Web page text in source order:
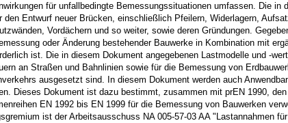
für unfallbedingte Bemessungssituationen umfassen. Die in
den Entwurf neuer Brücken, einschließlich Pfeilern, Widerlagern,
Vordächern und so weiter, sowie deren Gründungen.
oder Änderung bestehender Bauwerke in Kombination mit
ist. Die in diesem Dokument angegebenen Lastmodelle und -
an Straßen und Bahnlinien sowie für die Bemessung von
ausgesetzt sind. In diesem Dokument werden auch
Dieses Dokument ist dazu bestimmt, zusammen mit prEN 1990,
EN 1992 bis EN 1999 für die Bemessung von Bauwerken
ist der Arbeitsausschuss NA 005-57-03 AA "Lastannahmen